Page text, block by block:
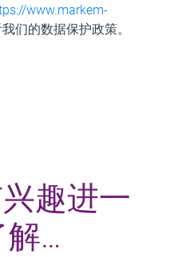
www.markem-
们的数据保护政策。
趣进一
解…